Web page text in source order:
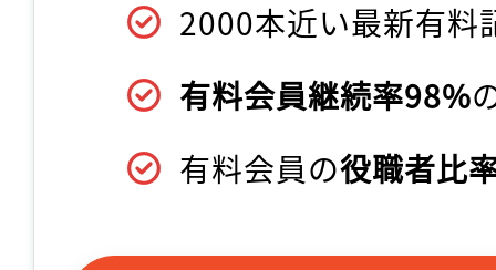
2000本近い最新有料
有料会員継続率98%
有料会員の役職者比